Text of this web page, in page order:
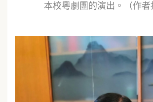
本校粵劇團的演出。（作者